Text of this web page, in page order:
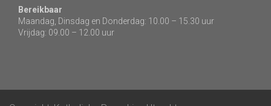
Bereikbaar
Maandag, Dinsdag en Donderdag: 10.00 – 15.30 uur
Vrijdag: 09.00 – 12.00 uur